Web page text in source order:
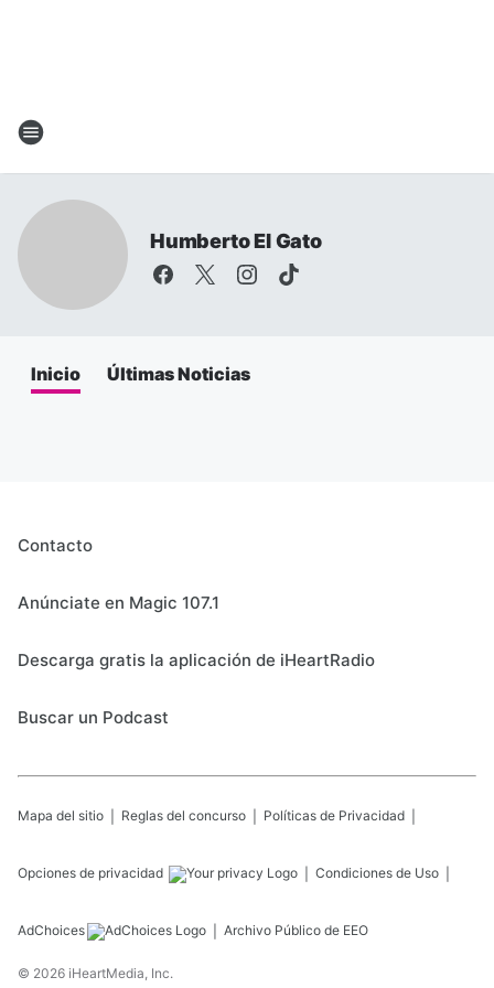
Humberto El Gato
Inicio Últimas Noticias
Contacto
Anúnciate en Magic 107.1
Descarga gratis la aplicación de iHeartRadio
Buscar un Podcast
Mapa del sitio Reglas del concurso Políticas de Privacidad
Opciones de privacidad Condiciones de Uso
AdChoices Archivo Público de EEO
© 2026 iHeartMedia, Inc.